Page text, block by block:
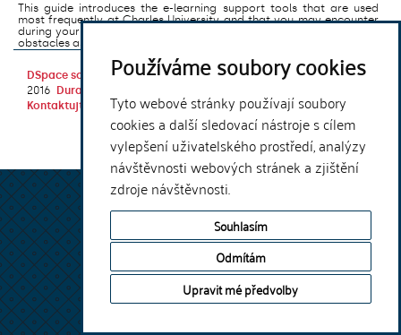
Používáme soubory cookies
Tyto webové stránky používají soubory
cookies a další sledovací nástroje s cílem
vylepšení uživatelského prostředí, analýzy
návštěvnosti webových stránek a zjištění
zdroje návštěvnosti.
Souhlasím
Odmítám
Upravit mé předvolby
This guide introduces the e-learning support tools that are used
most frequently at Charles University and that you may encounter
during your studies. It will also help you to avoid the most common
obstacles associated ...
DSpace software
copyright © 2002-
2016
DuraSpace
Kontaktujte nás
|Vyjádření názoru
Theme by